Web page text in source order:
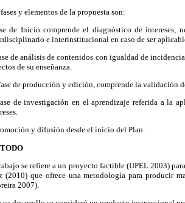
y elementos de la propuesta son:
de Inicio comprende el diagnóstico de intereses,
e interinstitucional en caso de ser
de análisis de contenidos con igualdad de
de su enseñanza.
de producción y edición, comprende la validación
de investigación en el aprendizaje referida a la
y difusión desde el inicio del Plan.
se refiere a un proyecto factible (UPEL 2003)
(2010) que ofrece una metodología para producir
2007).